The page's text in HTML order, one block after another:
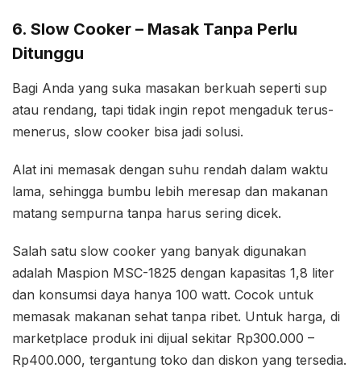
6. Slow Cooker – Masak Tanpa Perlu
Ditunggu
Bagi Anda yang suka masakan berkuah seperti sup
atau rendang, tapi tidak ingin repot mengaduk terus-
menerus, slow cooker bisa jadi solusi.
Alat ini memasak dengan suhu rendah dalam waktu
lama, sehingga bumbu lebih meresap dan makanan
matang sempurna tanpa harus sering dicek.
Salah satu slow cooker yang banyak digunakan
adalah Maspion MSC-1825 dengan kapasitas 1,8 liter
dan konsumsi daya hanya 100 watt. Cocok untuk
memasak makanan sehat tanpa ribet. Untuk harga, di
marketplace produk ini dijual sekitar Rp300.000 –
Rp400.000, tergantung toko dan diskon yang tersedia.